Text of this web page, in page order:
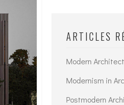
ARTICLES
Modern
Modernism in
Postmodern